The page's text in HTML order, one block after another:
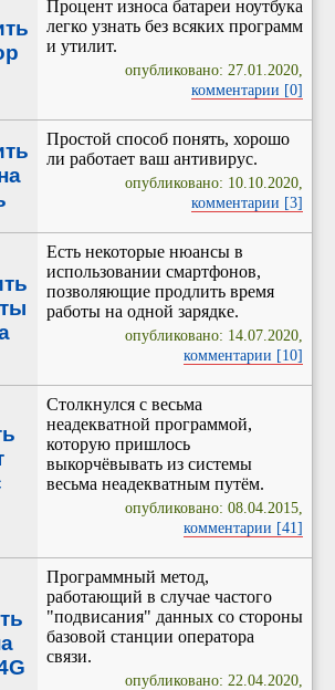
Процент износа батареи ноутбука
легко узнать без всяких программ
и утилит.
опубликовано: 27.01.2020,
комментарии [0]
Простой способ понять, хорошо
ли работает ваш антивирус.
опубликовано: 10.10.2020,
комментарии [3]
Есть некоторые нюансы в
использовании смартфонов,
позволяющие продлить время
работы на одной зарядке.
опубликовано: 14.07.2020,
комментарии [10]
Столкнулся с весьма
неадекватной программой,
которую пришлось
выкорчёвывать из системы
весьма неадекватным путём.
опубликовано: 08.04.2015,
комментарии [41]
Программный метод,
работающий в случае частого
"подвисания" данных со стороны
базовой станции оператора
связи.
опубликовано: 22.04.2020,